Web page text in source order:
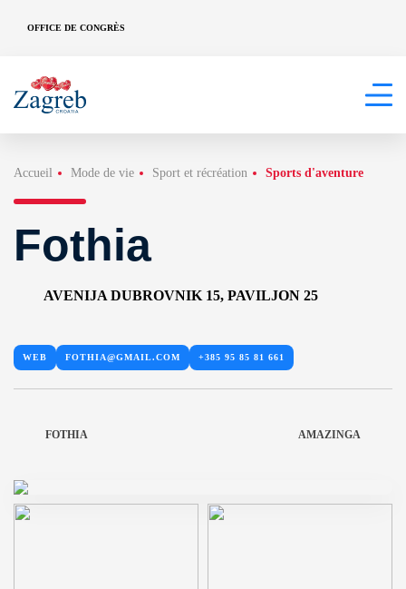
OFFICE DE CONGRÈS
Accueil Mode de vie Sport et récréation Sports d'aventure
Fothia
AVENIJA DUBROVNIK 15, PAVILJON 25
WEB FOTHIA@GMAIL.COM +385 95 85 81 661
FOTHIA AMAZINGA